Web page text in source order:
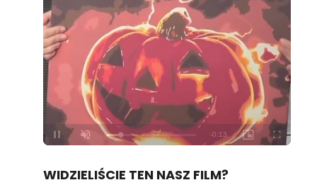
Unmute Loaded:
100.00%
WIDZIELIŚCIE TEN NASZ FILM?